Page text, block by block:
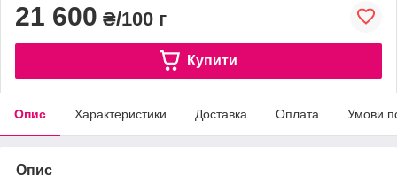
21 600 ₴/100 г
Купити
Опис Характеристики Доставка Оплата Умови
Опис